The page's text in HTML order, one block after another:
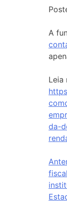
A
Leia
da-